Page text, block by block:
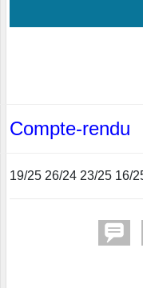
Compte-rendu
19/25 26/24 23/25 16/